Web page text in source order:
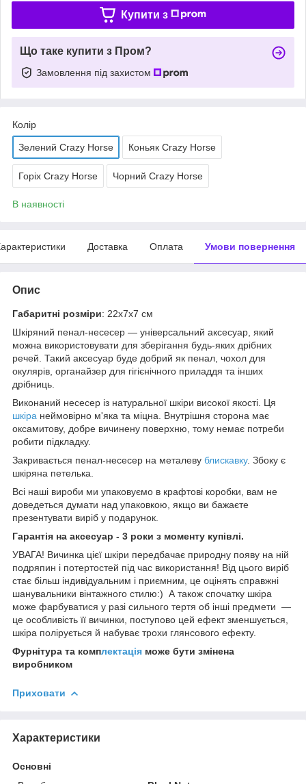
Купити з
Що таке купити з Пром?
Замовлення під захистом
Колір
Зелений Crazy Horse Коньяк Crazy Horse
Горіх Crazy Horse Чорний Crazy Horse
В наявності
Доставка Оплата Умови повернення
Опис
Габаритні розміри: 22х7х7 см
Шкіряний пенал-несесер — універсальний аксесуар, який
можна використовувати для зберігання будь-яких дрібних
речей. Такий аксесуар буде добрий як пенал, чохол для
окулярів, органайзер для гігієнічного приладдя та інших
дрібниць.
Виконаний несесер із натуральної шкіри високої якості. Ця
шкіра неймовірно м'яка та міцна. Внутрішня сторона має
оксамитову, добре вичинену поверхню, тому немає потреби
робити підкладку.
Закривається пенал-несесер на металеву блискавку. Збоку є
шкіряна петелька.
Всі наші вироби ми упаковуємо в крафтові коробки, вам не
доведеться думати над упаковкою, якщо ви бажаєте
презентувати виріб у подарунок.
Гарантія на аксесуар - 3 роки з моменту купівлі.
УВАГА! Вичинка цієї шкіри передбачає природну появу на ній
подряпин і потертостей під час використання! Від цього виріб
стає більш індивідуальним і приємним, це оцінять справжні
шанувальники вінтажного стилю:) А також спочатку шкіра
може фарбуватися у разі сильного тертя об інші предмети —
це особливість її вичинки, поступово цей ефект зменшується,
шкіра полірується й набуває трохи глянсового ефекту.
Фурнітура та комплектація може бути змінена
виробником
Приховати
Характеристики
Основні